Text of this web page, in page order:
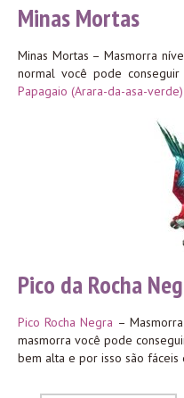
Minas Mortas
Minas Mortas – Masmorra
normal você pode
Papagaio (Arara-da-asa-verde)
Pico da Rocha
Pico Rocha Negra –
masmorra você pode
bem alta e por isso são fáceis